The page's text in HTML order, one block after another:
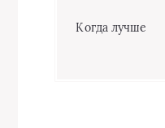
Когда лучше